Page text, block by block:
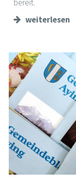
bereit.
weiterlesen